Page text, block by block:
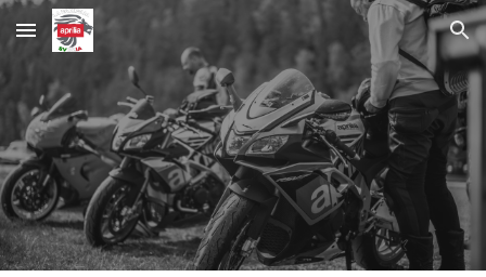
Skip to main content Skip to navigation